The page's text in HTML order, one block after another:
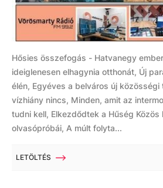
Hősies összefogás - Hatvanegy
ideiglenesen elhagynia otthonát, Új
élén, Egyéves a belváros új közösségi
vízhiány nincs, Minden, amit az
tudni kell, Elkezdődtek a Hűség Közös
olvasópróbái, A múlt folyta...
LETÖLTÉS